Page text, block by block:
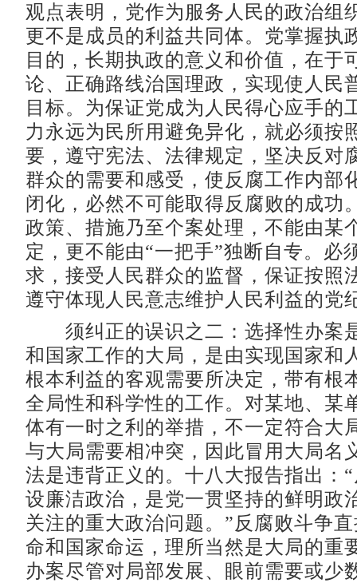
观点表明，党作为服务人民的政治组
更不是成员的利益共同体。党掌握执
目的，长期执政的意义和价值，在于
论、正确路线治国理政，实现使人民
目标。为保证党成为人民得心应手的
力永远为民所用避免异化，就必须按
要，遵守宪法、法律规定，坚决反对
群众的需要和感受，使反腐工作内部
闭化，必然不可能取得反腐败的成功
政策、措施乃至个案处理，不能由某
定，更不能由“一把手”独断自专。必
求，接受人民群众的监督，保证按照
遵守体现人民意志维护人民利益的党
须纠正的误识之二：选择性办案
和国家工作的大局，是由实现国家和
根本利益的客观需要所决定，带有根
全局性和科学性的工作。对某地、某
体有一时之利的举措，不一定符合大
与大局需要相冲突，因此冒用大局名
法是违背正义的。十八大报告指出：
设廉洁政治，是党一贯坚持的鲜明政
关注的重大政治问题。”反腐败斗争
命和国家命运，理所当然是大局的重
办案尽管对局部发展、眼前需要或少